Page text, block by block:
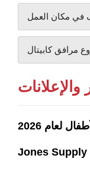
في مكان العمل
مرافق كابيتال
والإعلانات
لعام 2026
Jones Supply